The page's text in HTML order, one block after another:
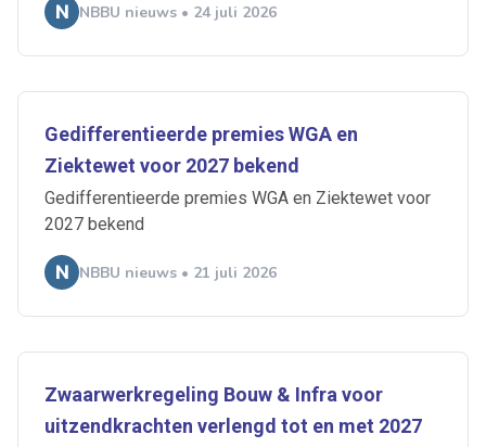
NBBU nieuws • 24 juli 2026
Gedifferentieerde premies WGA en
Ziektewet voor 2027 bekend
Gedifferentieerde premies WGA en Ziektewet voor
2027 bekend
NBBU nieuws • 21 juli 2026
Zwaarwerkregeling Bouw & Infra voor
uitzendkrachten verlengd tot en met 2027